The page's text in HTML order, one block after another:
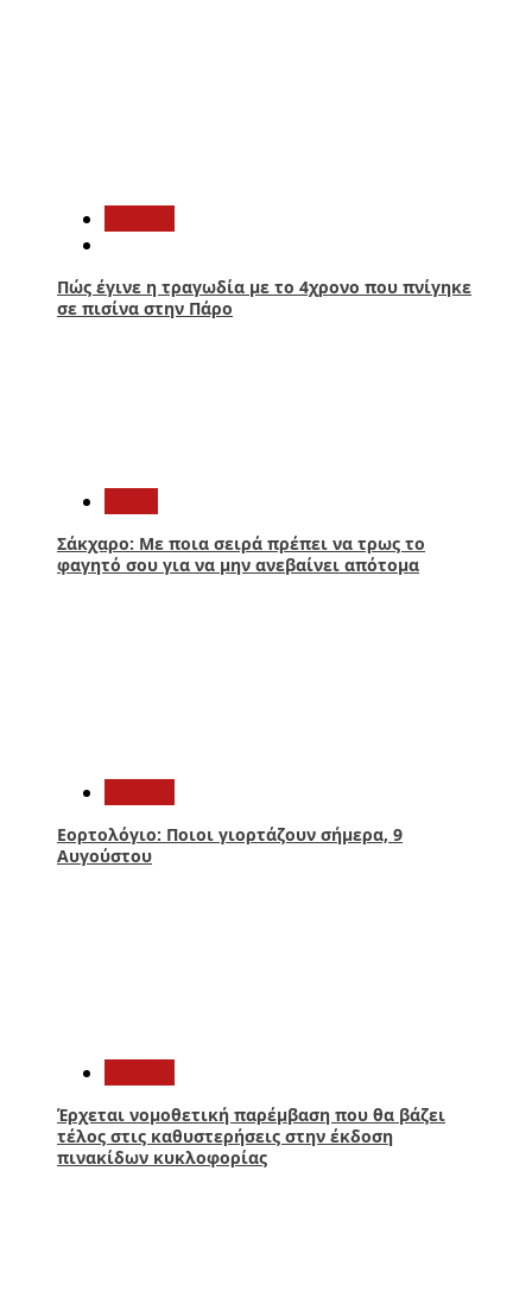
Πώς έγινε η τραγωδία με το 4χρονο που πνίγηκε
σε πισίνα στην Πάρο
Σάκχαρο: Με ποια σειρά πρέπει να τρως το
φαγητό σου για να μην ανεβαίνει απότομα
Εορτολόγιο: Ποιοι γιορτάζουν σήμερα, 9
Αυγούστου
Έρχεται νομοθετική παρέμβαση που θα βάζει
τέλος στις καθυστερήσεις στην έκδοση
πινακίδων κυκλοφορίας